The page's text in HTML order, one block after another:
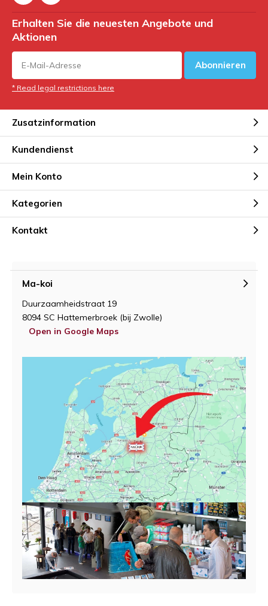
Erhalten Sie die neuesten Angebote und
Aktionen
Abonnieren
* Read legal restrictions here
Zusatzinformation
Kundendienst
Mein Konto
Kategorien
Kontakt
Ma-koi
Duurzaamheidstraat 19
8094 SC Hattemerbroek (bij Zwolle)
Open in Google Maps